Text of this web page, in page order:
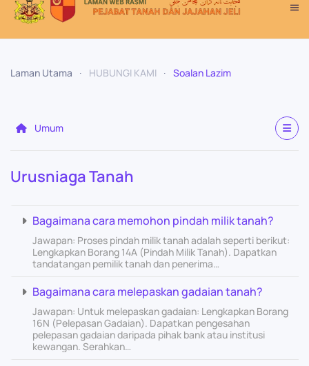
Laman Utama HUBUNGI KAMI Soalan Lazim
Umum
Urusniaga Tanah
Bagaimana cara memohon pindah milik tanah?
Jawapan: Proses pindah milik tanah adalah seperti berikut:
Lengkapkan Borang 14A (Pindah Milik Tanah). Dapatkan
tandatangan pemilik tanah dan penerima…
Bagaimana cara melepaskan gadaian tanah?
Jawapan: Untuk melepaskan gadaian: Lengkapkan Borang
16N (Pelepasan Gadaian). Dapatkan pengesahan
pelepasan gadaian daripada pihak bank atau institusi
kewangan. Serahkan…